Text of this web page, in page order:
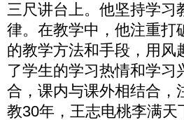
三尺讲台上。他坚持学习
律。在教学中，他注重打
的教学方法和手段，用风
了学生的学习热情和学
合，课内与课外相结合，
教30年，王志电桃李满